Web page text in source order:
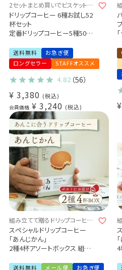
2セットまとめ買いでビスケットが
付いてくる♪
ドリップコーヒー 6種お試し52
杯セット
定番ドリップコーヒー5種50杯
毎月変わるスペシャルドリップ
コーヒー2杯 (dc)
送料無料
お急ぎ便
ロングセラー
STAFFオススメ
4.82 （56）
¥ 3,380 税込
会員価格 ¥ 3,240 税込 ¥
組み立てて贈るドリップコーヒー
4杯ギフト♪
スペシャルドリップコーヒー
「あんじかん」
2種4杯アソートボックス 組み
プチギフト メール便 送料無料
送料無料 メール便
お急ぎ便
4